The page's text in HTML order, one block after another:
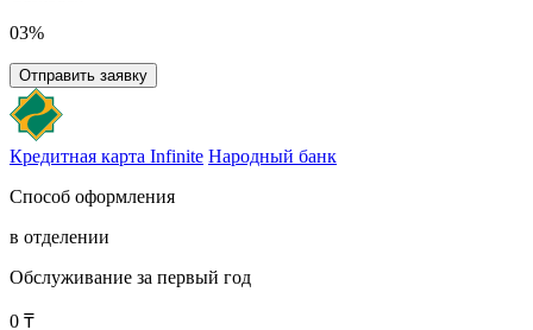
03%
Отправить заявку
Кредитная карта Infinite Народный банк
Способ оформления
в отделении
Обслуживание за первый год
0 ₸